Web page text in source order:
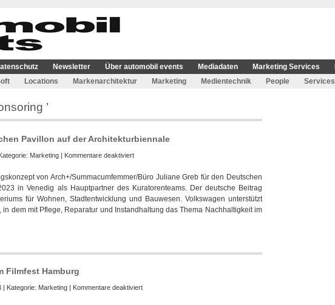
Newsletter Über automobil events Mediadaten Marketing Services
Locations Markenarchitektur Marketing Medientechnik People Services
’
Pavillon auf der Architekturbiennale
Marketing | Kommentare deaktiviertfür
unterstützt
Deutschen
Pavillon
auf
von Arch+/Summacumfemmer/Büro Juliane Greb für den Deutschen
in Venedig als Hauptpartner des Kuratorenteams. Der deutsche Beitrag
für Wohnen, Stadtentwicklung und Bauwesen. Volkswagen unterstützt
dem mit Pflege, Reparatur und Instandhaltung das Thema Nachhaltigkeit im
Filmfest Hamburg
| Kategorie: Marketing | Kommentare deaktiviertfür